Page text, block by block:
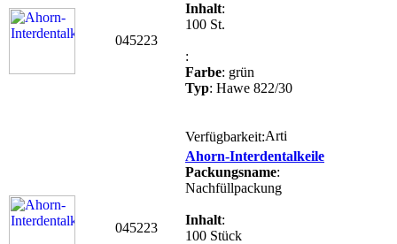
045223
Inhalt:
100 St.
:
Farbe: grün
Typ: Hawe 822/30
Verfügbarkeit:
045223
Ahorn-Interdentalkeile
Packungsname:
Nachfüllpackung
Inhalt:
100 Stück